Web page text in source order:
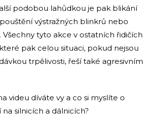
podobou lahůdkou je pak blikání
výstražných blinkrů nebo
tyto akce v ostatních řidičích
pak celou situaci, pokud nejsou
trpělivosti, řeší také agresivním
videu díváte vy a co si myslíte o
silnicích a dálnicích?